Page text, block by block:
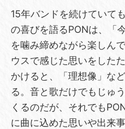
15年バンドを続けていて
の喜びを語るPONは、「
を噛み締めながら楽しん
ウスで感じた思いをした
かけると、「理想像」な
る。音と歌だけでもじゅ
くるのだが、それでも
に曲に込めた思いや出来